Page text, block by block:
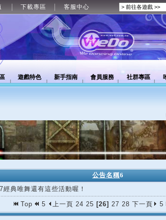
下載專區 客服中心
遊戲特色 新手指南 會員服務 社群專區
公告名稱6
經典唯舞還有這些活動喔！
Top 5 上一頁 24 25 [26] 27 28 下一頁 5